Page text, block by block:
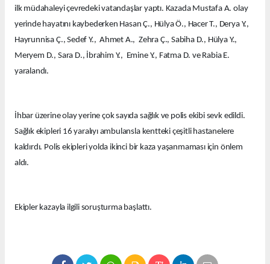
ilk müdahaleyi çevredeki vatandaşlar yaptı. Kazada Mustafa A. olay
yerinde hayatını kaybederken Hasan Ç., Hülya Ö., Hacer T., Derya Y.,
Hayrunnisa Ç., Sedef Y., Ahmet A., Zehra Ç., Sabiha D., Hülya Y.,
Meryem D., Sara D., İbrahim Y., Emine Y., Fatma D. ve Rabia E.
yaralandı.
İhbar üzerine olay yerine çok sayıda sağlık ve polis ekibi sevk edildi.
Sağlık ekipleri 16 yaralıyı ambulansla kentteki çeşitli hastanelere
kaldırdı. Polis ekipleri yolda ikinci bir kaza yaşanmaması için önlem
aldı.
Ekipler kazayla ilgili soruşturma başlattı.